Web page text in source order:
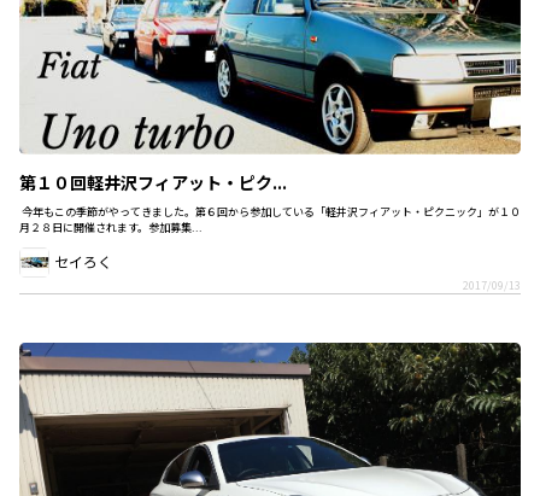
第１０回軽井沢フィアット・ピク...
今年もこの季節がやってきました。第６回から参加している「軽井沢フィアット・ピクニック」が１０
月２８日に開催されます。参加募集...
セイろく
2017/09/13